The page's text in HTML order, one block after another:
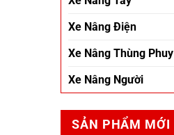
Xe Nâng Điện
Xe Nâng Thùng Phuy
Xe Nâng Người
SẢN PHẨM MỚI